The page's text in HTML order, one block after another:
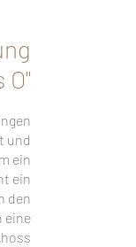
und
ein
ein
den
eine